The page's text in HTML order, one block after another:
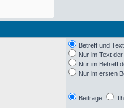
Betreff und
Nur im Text
Nur im Betreff
Nur im ersten
Beiträge